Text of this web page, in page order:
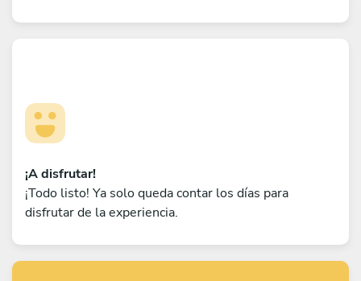
¡A disfrutar!
¡Todo listo! Ya solo queda contar los días para
disfrutar de la experiencia.